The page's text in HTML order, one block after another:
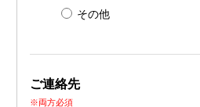
その他
ご連絡先
※両方必須